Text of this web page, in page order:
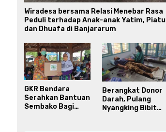
Wiradesa bersama Relasi Menebar Rasa
Peduli terhadap Anak-anak Yatim, Piatu
dan Dhuafa di Banjararum
GKR Bendara
Serahkan Bantuan
Sembako Bagi
Berangkat Donor
Darah, Pulang
Nyangking Bibit